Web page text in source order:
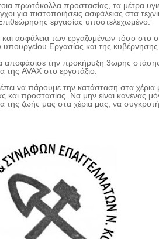
πρωτόκολλα προστασίας, τα μέτρα
για πιστοποιήσεις ασφάλειας στα
εργασίας υποστελεχωμένο.
ασφάλεια των εργαζομένων τόσο στο
Εργασίας και της κυβέρνησης.
την προκήρυξη 3ωρης στάσης
της AVAX στο εργοτάξιο.
να πάρουμε την κατάσταση στα
και προστασίας. Να μην είναι κανένας
της ζωής μας στα χέρια μας, να